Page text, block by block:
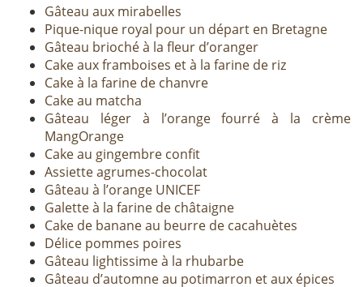
Gâteau aux mirabelles
Pique-nique royal pour un départ en Bretagne
Gâteau brioché à la fleur d’oranger
Cake aux framboises et à la farine de riz
Cake à la farine de chanvre
Cake au matcha
Gâteau léger à l’orange fourré à la crème
MangOrange
Cake au gingembre confit
Assiette agrumes-chocolat
Gâteau à l’orange UNICEF
Galette à la farine de châtaigne
Cake de banane au beurre de cacahuètes
Délice pommes poires
Gâteau lightissime à la rhubarbe
Gâteau d’automne au potimarron et aux épices